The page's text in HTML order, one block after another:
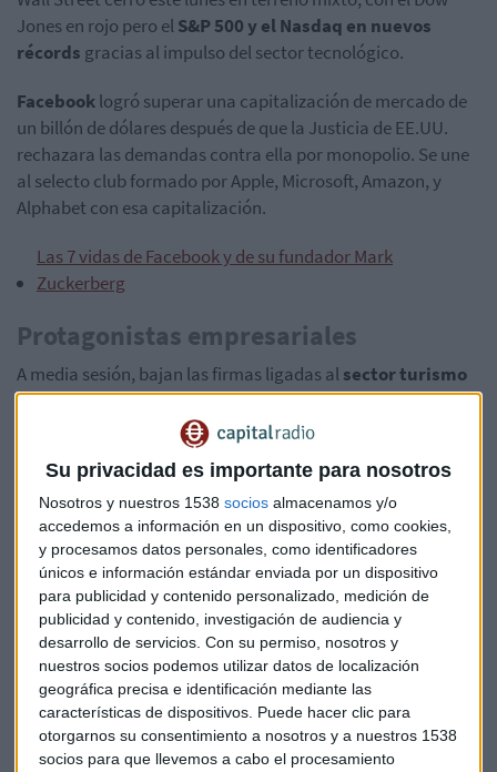
Su privacidad es importante para nosotros
Nosotros y nuestros 1538 socios almacenamos y/o
accedemos a información en un dispositivo, como cookies,
y procesamos datos personales, como identificadores
únicos e información estándar enviada por un dispositivo
para publicidad y contenido personalizado, medición de
publicidad y contenido, investigación de audiencia y
desarrollo de servicios. Con su permiso, nosotros y
nuestros socios podemos utilizar datos de localización
geográfica precisa e identificación mediante las
características de dispositivos. Puede hacer clic para
otorgarnos su consentimiento a nosotros y a nuestros 1538
socios para que llevemos a cabo el procesamiento
Jones en rojo pero elS&P 500 y el Nasdaq en nuevos
récords gracias al impulso del sector tecnológico.
Facebooklogró superar una capitalización de mercado de
un billón de dólaresdespués de que la Justicia de EE.UU.
rechazara las demandas contra ella por monopolio. Se une
alselecto club formado por Apple, Microsoft, Amazon, y
Alphabet con esa capitalización.
Las 7 vidas de Facebook y de su fundador Mark
Zuckerberg
Protagonistas empresariales
A media sesión, bajan las firmas ligadas alsector turismo
ante las posibles nuevas restricciones por la expansión de la
variante Delta del coronavirus. Amadeus (-1,6%), IAG (-1%),
Aena(-1,5%) y Meliá (-1%).
Avances para las empresas renovables comoSiemens
Gamesa (+3,5%)o Soltec (+4%) con la mirada puesta ya en
el debut este jueves de la unidad de renovables deAcciona.
Ya tiene suficiente demanda para cubrir el volumen inicial
de la oferta del 15% del capital de Acciona Energía pero
ajustado en la parte baja de la horquilla el precio
inicialmente estimado que ahora es de entre 26,73 y 27,50
euros frente a los 26,73 euros y 29,76 euros por acción. Con
esta nueva horquilla, la valoración más alta será de unos
9.000 millones de euros.